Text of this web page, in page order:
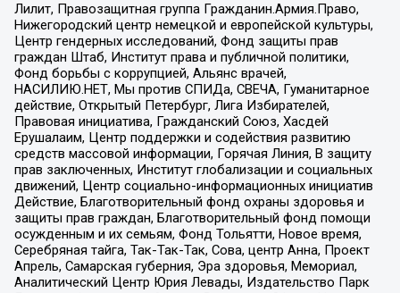
Лилит, Правозащитная группа Гражданин.Армия.Право,
Нижегородский центр немецкой и европейской культуры,
Центр гендерных исследований, Фонд защиты прав
граждан Штаб, Институт права и публичной политики,
Фонд борьбы с коррупцией, Альянс врачей,
НАСИЛИЮ.НЕТ, Мы против СПИДа, СВЕЧА, Гуманитарное
действие, Открытый Петербург, Лига Избирателей,
Правовая инициатива, Гражданский Союз, Хасдей
Ерушалаим, Центр поддержки и содействия развитию
средств массовой информации, Горячая Линия, В защиту
прав заключенных, Институт глобализации и социальных
движений, Центр социально-информационных инициатив
Действие, Благотворительный фонд охраны здоровья и
защиты прав граждан, Благотворительный фонд помощи
осужденным и их семьям, Фонд Тольятти, Новое время,
Серебряная тайга, Так-Так-Так, Сова, центр Анна, Проект
Апрель, Самарская губерния, Эра здоровья, Мемориал,
Аналитический Центр Юрия Левады, Издательство Парк